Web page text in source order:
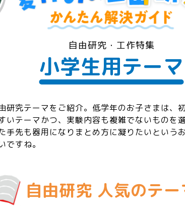
自由研究・工作特集
小学生用テーマ
研究テーマをご紹介。低学年のお子さまは、
いテーマかつ、実験内容も複雑でないものを
手先も器用になりまとめ方に凝りたいという
すね。
自由研究 人気のテー